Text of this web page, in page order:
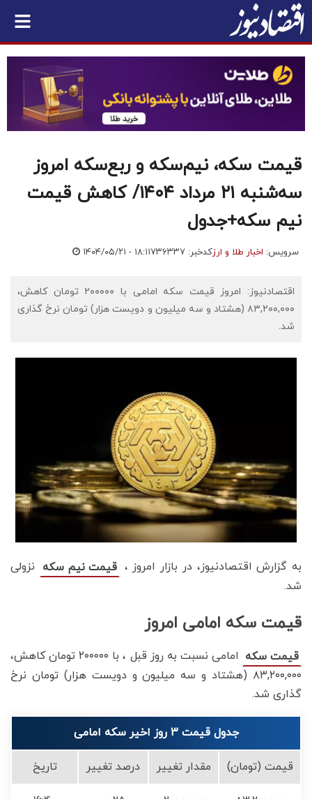
قیمت سکه، نیم‌سکه و ربع‌سکه امروز
سه‌شنبه ۲۱ مرداد ۱۴۰۴/ کاهش قیمت
نیم سکه+جدول
سرویس: اخبار طلا و ارزکدخبر: ۷۳۶۳۳۷ ۱۴۰۴/۰۵/۲۱ - ۱۸:۱۱
اقتصادنیوز: امروز قیمت سکه امامی با ۲۰۰۰۰۰ تومان کاهش،
۸۳,۲۰۰,۰۰۰ (هشتاد و سه میلیون و دویست هزار) تومان نرخ گذاری
شد.
به گزارش اقتصادنیوز، در بازار امروز ، قیمت نیم سکه نزولی
شد.
قیمت سکه امامی امروز
قیمت سکه
امامی نسبت به روز قبل ، با ۲۰۰۰۰۰ تومان کاهش،
۸۳,۲۰۰,۰۰۰ (هشتاد و سه میلیون و دویست هزار) تومان نرخ
گذاری شد.
جدول قیمت 3 روز اخیر سکه امامی
قیمت (تومان) مقدار تغییر درصد تغییر تاریخ